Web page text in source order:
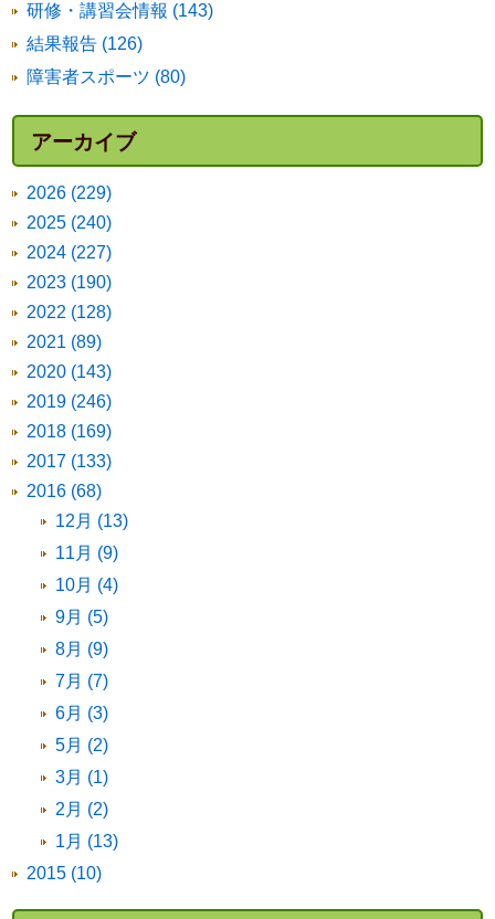
研修・講習会情報 (143)
結果報告 (126)
障害者スポーツ (80)
アーカイブ
2026 (229)
2025 (240)
2024 (227)
2023 (190)
2022 (128)
2021 (89)
2020 (143)
2019 (246)
2018 (169)
2017 (133)
2016 (68)
12月 (13)
11月 (9)
10月 (4)
9月 (5)
8月 (9)
7月 (7)
6月 (3)
5月 (2)
3月 (1)
2月 (2)
1月 (13)
2015 (10)